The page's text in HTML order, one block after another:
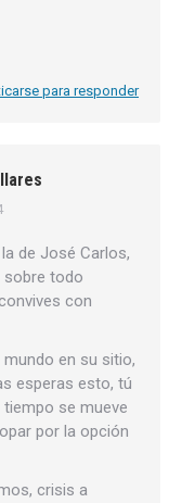
para responder
de José Carlos,
sobre todo
con
en su sitio,
esperas esto, tú
se mueve
por la opción
crisis a